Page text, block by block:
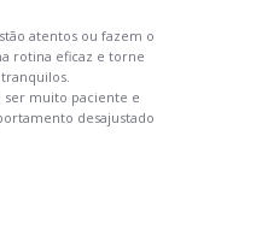
atentos ou fazem o
rotina eficaz e torne
muito paciente e
desajustado